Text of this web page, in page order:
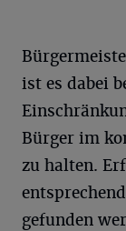
ist es dabei
Bürger im
zu halten.
gefunden